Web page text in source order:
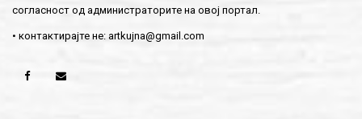
согласност од администраторите на овој портал.
• контактирајте не: artkujna@gmail.com